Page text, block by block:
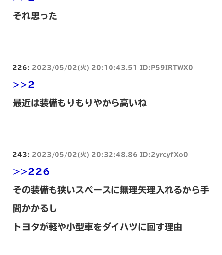
それ思った
226: 2023/05/02(火) 20:10:43.51 ID:P59IRTWX0
>>2
最近は装備もりもりやから高いね
243: 2023/05/02(火) 20:32:48.86 ID:2yrcyfXo0
>>226
その装備も狭いスペースに無理矢理入れるから手
間かかるし
トヨタが軽や小型車をダイハツに回す理由